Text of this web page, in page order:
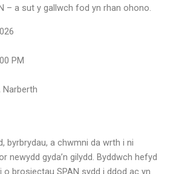
– a sut y gallwch fod yn rhan ohono.
PM
Narberth
byrbrydau, a chwmni da wrth i ni
newydd gyda’n gilydd. Byddwch hefyd
o brosiectau SPAN sydd i ddod ac yn